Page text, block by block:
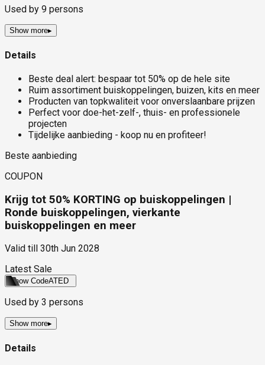
Used by 9 persons
Show more▸
Details
Beste deal alert: bespaar tot 50% op de hele site
Ruim assortiment buiskoppelingen, buizen, kits en meer
Producten van topkwaliteit voor onverslaanbare prijzen
Perfect voor doe-het-zelf-, thuis- en professionele
projecten
Tijdelijke aanbieding - koop nu en profiteer!
Beste aanbieding
COUPON
Krijg tot 50% KORTING op buiskoppelingen |
Ronde buiskoppelingen, vierkante
buiskoppelingen en meer
Valid till
30th Jun 2028
Latest Sale
Show CodeATED
Used by 3 persons
Show more▸
Details